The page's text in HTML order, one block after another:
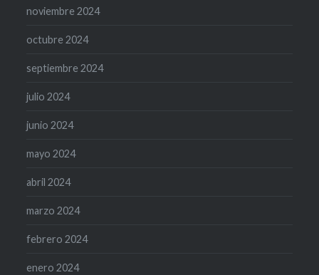
noviembre 2024
octubre 2024
septiembre 2024
julio 2024
junio 2024
mayo 2024
abril 2024
marzo 2024
febrero 2024
enero 2024